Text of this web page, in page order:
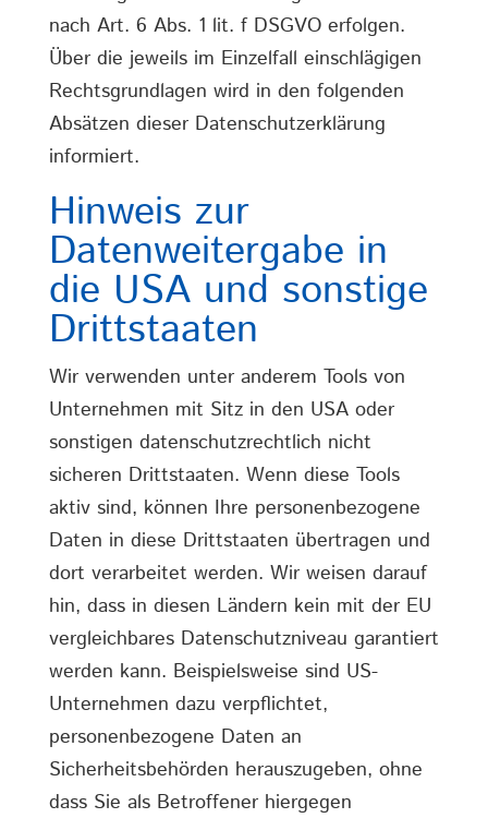
nach Art. 6 Abs. 1 lit. f DSGVO erfolgen.
Über die jeweils im Einzelfall einschlägigen
Rechtsgrundlagen wird in den folgenden
Absätzen dieser Datenschutzerklärung
informiert.
Hinweis zur
Datenweitergabe in
die USA und sonstige
Drittstaaten
Wir verwenden unter anderem Tools von
Unternehmen mit Sitz in den USA oder
sonstigen datenschutzrechtlich nicht
sicheren Drittstaaten. Wenn diese Tools
aktiv sind, können Ihre personenbezogene
Daten in diese Drittstaaten übertragen und
dort verarbeitet werden. Wir weisen darauf
hin, dass in diesen Ländern kein mit der EU
vergleichbares Datenschutzniveau garantiert
werden kann. Beispielsweise sind US-
Unternehmen dazu verpflichtet,
personenbezogene Daten an
Sicherheitsbehörden herauszugeben, ohne
dass Sie als Betroffener hiergegen